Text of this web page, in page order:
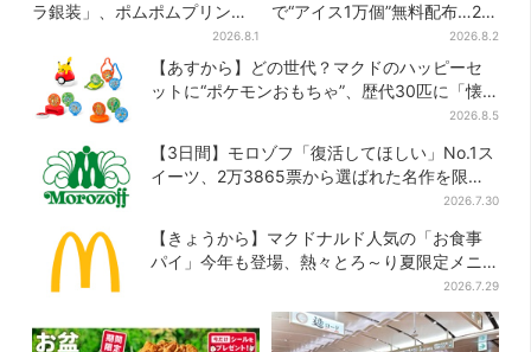
ラ銀装」、ポムポムプリンと
初コラボ 紙袋まで限定デザ
インに
2026.8.1
で“アイス1万個”無料配布…2日
間限定で、ロッテの人気商品
もらえる
2026.8.2
【あすから】どの世代？マクドのハッピーセ
ットに“ポケモンおもちゃ”、歴代30匹に「懐
2026.8.5
【3日間】モロゾフ「復活してほしい」No.1ス
イーツ、2万3865票から選ばれた名作を限定
2026.7.30
【きょうから】マクドナルド人気の「お食事
パイ」今年も登場、熱々とろ～り夏限定メニ
2026.7.29